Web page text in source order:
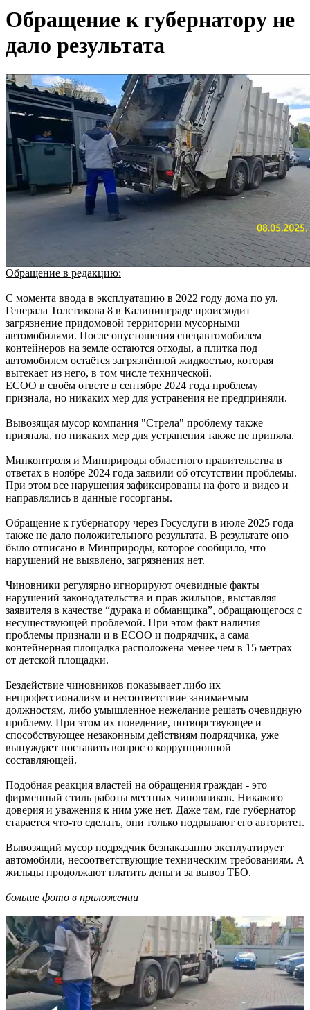
Обращение к губернатору не
дало результата
Обращение в редакцию:
С момента ввода в эксплуатацию в 2022 году дома по ул.
Генерала Толстикова 8 в Калининграде происходит
загрязнение придомовой территории мусорными
автомобилями. После опустошения спецавтомобилем
контейнеров на земле остаются отходы, а плитка под
автомобилем остаётся загрязнённой жидкостью, которая
вытекает из него, в том числе технической.
ЕСОО в своём ответе в сентябре 2024 года проблему
признала, но никаких мер для устранения не предприняли.
Вывозящая мусор компания "Стрела" проблему также
признала, но никаких мер для устранения также не приняла.
Минконтроля и Минприроды областного правительства в
ответах в ноябре 2024 года заявили об отсутствии проблемы.
При этом все нарушения зафиксированы на фото и видео и
направлялись в данные госорганы.
Обращение к губернатору через Госуслуги в июле 2025 года
также не дало положительного результата. В результате оно
было отписано в Минприроды, которое сообщило, что
нарушений не выявлено, загрязнения нет.
Чиновники регулярно игнорируют очевидные факты
нарушений законодательства и прав жильцов, выставляя
заявителя в качестве “дурака и обманщика”, обращающегося с
несуществующей проблемой. При этом факт наличия
проблемы признали и в ЕСОО и подрядчик, а сама
контейнерная площадка расположена менее чем в 15 метрах
от детской площадки.
Бездействие чиновников показывает либо их
непрофессионализм и несоответствие занимаемым
должностям, либо умышленное нежелание решать очевидную
проблему. При этом их поведение, потворствующее и
способствующее незаконным действиям подрядчика, уже
вынуждает поставить вопрос о коррупционной
составляющей.
Подобная реакция властей на обращения граждан - это
фирменный стиль работы местных чиновников. Никакого
доверия и уважения к ним уже нет. Даже там, где губернатор
старается что-то сделать, они только подрывают его авторитет.
Вывозящий мусор подрядчик безнаказанно эксплуатирует
автомобили, несоответствующие техническим требованиям. А
жильцы продолжают платить деньги за вывоз ТБО.
больше фото в приложении